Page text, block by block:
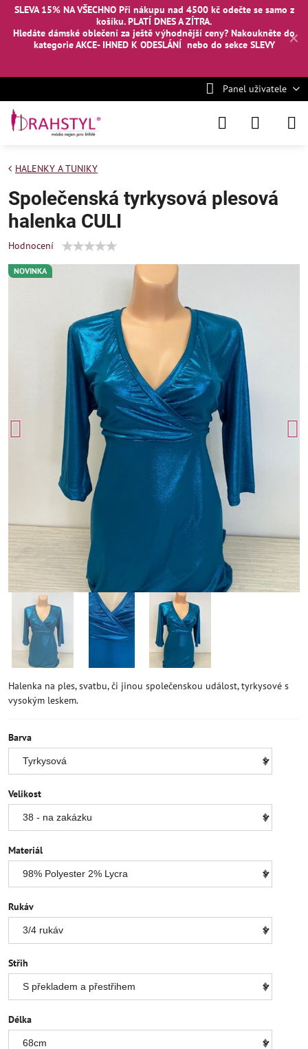
✕
SLEVA 15% NA VŠECHNO Při nákupu nad 4500 kč odečte se samo z
košíku. PLATÍ DNES A ZÍTRA.
Hledáte dámské oblečení za ještě výhodnější ceny? Nakoukněte do
kategorie AKCE- IHNED K ODESLÁNÍ nebo do sekce SLEVY
Panel uživatele
NOVINKA
HALENKY A TUNIKY
Společenská tyrkysová plesová
halenka CULI
Hodnocení
Halenka na ples, svatbu, či jinou společenskou událost, tyrkysové s
vysokým leskem.
Barva
Velikost
Materiál
Rukáv
Střih
Délka